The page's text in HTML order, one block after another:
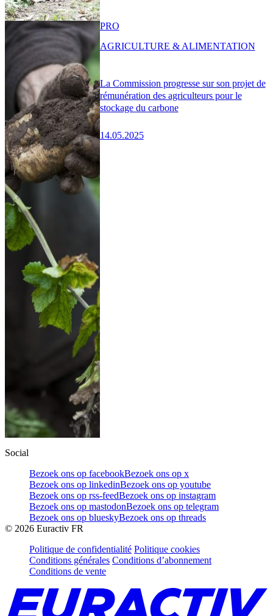
La Commission progresse sur son projet de
rémunération des agriculteurs pour le
stockage du carbone
14.05.2025
PRO
AGRICULTURE & ALIMENTATION
Social
Bezoek ons op facebookBezoek ons op x
Bezoek ons op linkedinBezoek ons op youtube
Bezoek ons op rss-feedBezoek ons op instagram
Bezoek ons op mastodonBezoek ons op telegram
Bezoek ons op blueskyBezoek ons op threads
© 2026 Euractiv FR
Politique de confidentialité Politique cookies
Conditions générales Conditions d’abonnement
Conditions de vente